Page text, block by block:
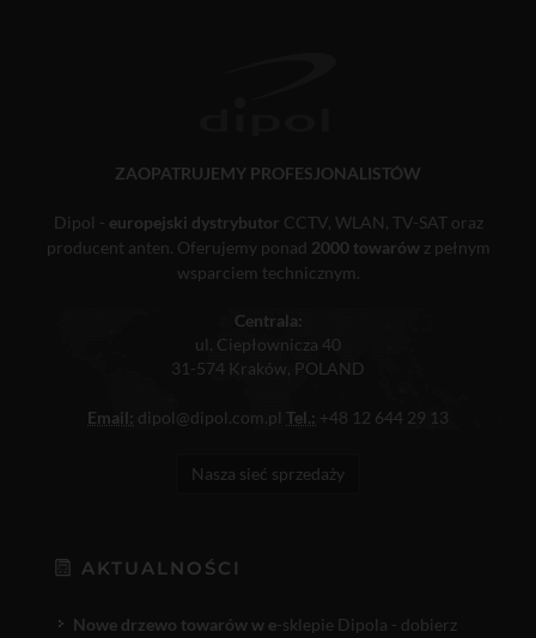
ZAOPATRUJEMY PROFESJONALISTÓW
Dipol - europejski dystrybutor CCTV, WLAN, TV-SAT oraz
producent anten. Oferujemy ponad 2000 towarówz pełnym
wsparciem technicznym.
Centrala:
ul. Ciepłownicza 40
31-574 Kraków, POLAND
Email: dipol@dipol.com.pl Tel.: +48 12 644 29 13
Nasza sieć sprzedaży
AKTUALNOŚCI
Nowe drzewo towarów w e-sklepie Dipola - dobierz